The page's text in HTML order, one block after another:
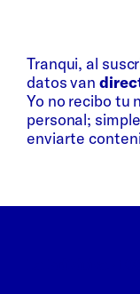
Tranqui, al
datos van
Yo no recibo tu
personal;
enviarte